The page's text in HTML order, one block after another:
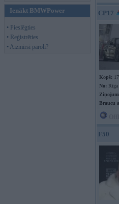
Ienākt BMWPower
• Pieslēgties
• Reģistrēties
• Aizmirsi paroli?
CP17
Kopš:
No: Rīga
Braucu
F50